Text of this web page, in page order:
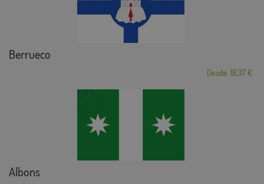
Berrueco
Desde: 18,37 €
Albons